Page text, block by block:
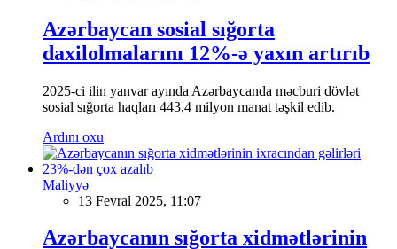
Azərbaycan sosial sığorta
daxilolmalarını 12%-ə yaxın artırıb
2025-ci ilin yanvar ayında Azərbaycanda məcburi dövlət
sosial sığorta haqları 443,4 milyon manat təşkil edib.
Ardını oxu
Maliyyə
13 Fevral 2025, 11:07
Azərbaycanın sığorta xidmətlərinin